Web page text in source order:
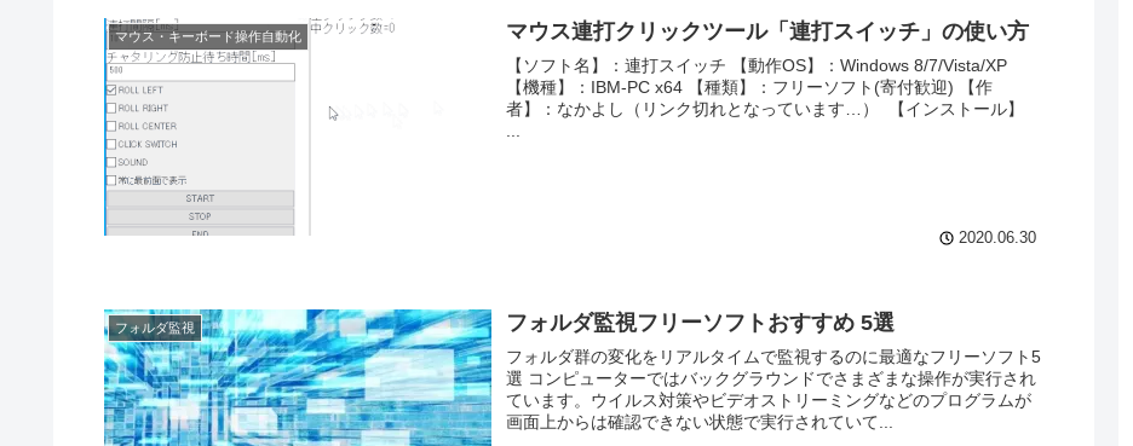
マウス・キーボード操作自動化 マウス連打クリックツール「連打スイッチ」の使い方
【ソフト名】：連打スイッチ 【動作OS】：Windows 8/7/Vista/XP
【機種】：IBM-PC x64 【種類】：フリーソフト(寄付歓迎) 【作
者】：なかよし（リンク切れとなっています…） 【インストール】
...
2020.06.30
フォルダ監視 フォルダ監視フリーソフトおすすめ 5選
フォルダ群の変化をリアルタイムで監視するのに最適なフリーソフト5
選 コンピューターではバックグラウンドでさまざまな操作が実行され
ています。ウイルス対策やビデオストリーミングなどのプログラムが
画面上からは確認できない状態で実行されていて...